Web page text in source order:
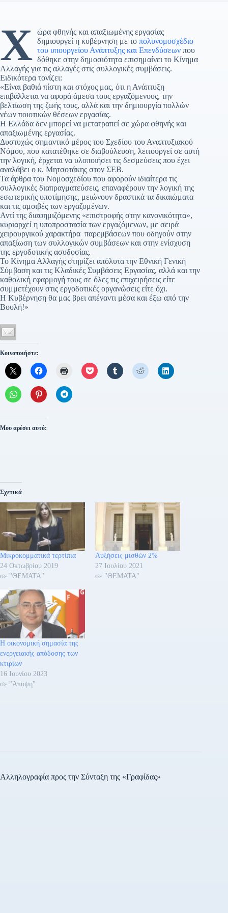
Χ ώρα φθηνής και απαξιωμένης εργασίας
δημιουργεί η κυβέρνηση με το πολυνομοσχέδιο
του υπουργείου Ανάπτυξης και Επενδύσεωνπου
δόθηκε στην δημοσιότητα επισημαίνει το Κίνημα
Αλλαγής για τις αλλαγές στις συλλογικές συμβάσεις.
Ειδικότερα τονίζει:
«Είναι βαθιά πίστη και στόχος μας, ότι η Ανάπτυξη
επιβάλλεται να αφορά άμεσα τους εργαζόμενους, την
βελτίωση της ζωής τους, αλλά και την δημιουργία πολλών
νέων ποιοτικών θέσεων εργασίας.
Η Ελλάδα δεν μπορεί να μετατραπεί σε χώρα φθηνής και
απαξιωμένης εργασίας.
Δυστυχώς σημαντικό μέρος του Σχεδίου του Αναπτυξιακού
Νόμου, που κατατέθηκε σε διαβούλευση, λειτουργεί σε αυτή
την λογική, έρχεται να υλοποιήσει τις δεσμεύσεις που έχει
αναλάβει ο κ. Μητσοτάκης στον ΣΕΒ.
Τα άρθρα του Νομοσχεδίου που αφορούν ιδιαίτερα τις
συλλογικές διαπραγματεύσεις, επαναφέρουν την λογική της
εσωτερικής υποτίμησης, μειώνουν δραστικά τα δικαιώματα
και τις αμοιβές των εργαζομένων.
Αντί της διαφημιζόμενης «επιστροφής στην κανονικότητα»,
κυριαρχεί η υποπροστασία των εργαζόμενων, με σειρά
χειρουργικού χαρακτήρα παρεμβάσεων που οδηγούν στην
απαξίωση των συλλογικών συμβάσεων και στην ενίσχυση
της εργοδοτικής ασυδοσίας.
Το Κίνημα Αλλαγής στηρίζει απόλυτα την Εθνική Γενική
Σύμβαση και τις Κλαδικές Συμβάσεις Εργασίας, αλλά και την
καθολική εφαρμογή τους σε όλες τις επιχειρήσεις είτε
συμμετέχουν στις εργοδοτικές οργανώσεις είτε όχι.
Η Κυβέρνηση θα μας βρει απέναντι μέσα και έξω από την
Βουλή!»
Κοινοποιήστε:
Μου αρέσει αυτό:
Σχετικά
Μικροκομματικά τερτίπια
24 Οκτωβρίου 2019
σε "ΘΕΜΑΤΑ"
Αυξήσεις μισθών 2%
27 Ιουλίου 2021
σε "ΘΕΜΑΤΑ"
H οικονομική σημασία της
ενεργειακής απόδοσης των
κτιρίων
16 Ιουνίου 2023
σε "Άποψη"
Αλληλογραφία προς την Σύνταξη της «Γραφίδας»